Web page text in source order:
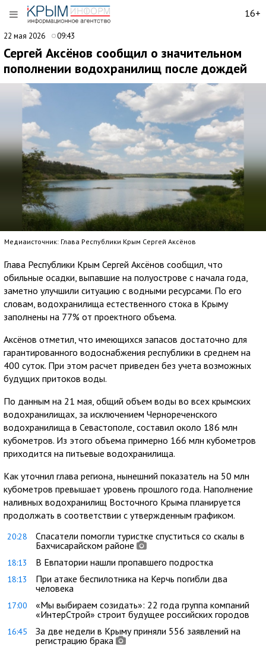
16+
22 мая 2026 09:43
Сергей Аксёнов сообщил о значительном
пополнении водохранилищ после дождей
Медиаисточник: Глава Республики Крым Сергей Аксёнов
Глава Республики Крым Сергей Аксёнов сообщил, что
обильные осадки, выпавшие на полуострове с начала года,
заметно улучшили ситуацию с водными ресурсами. По его
словам, водохранилища естественного стока в Крыму
заполнены на 77% от проектного объема.
Аксёнов отметил, что имеющихся запасов достаточно для
гарантированного водоснабжения республики в среднем на
400 суток. При этом расчет приведен без учета возможных
будущих притоков воды.
По данным на 21 мая, общий объем воды во всех крымских
водохранилищах, за исключением Чернореченского
водохранилища в Севастополе, составил около 186 млн
кубометров. Из этого объема примерно 166 млн кубометров
приходится на питьевые водохранилища.
Как уточнил глава региона, нынешний показатель на 50 млн
кубометров превышает уровень прошлого года. Наполнение
наливных водохранилищ Восточного Крыма планируется
продолжать в соответствии с утвержденным графиком.
20:28
Спасатели помогли туристке спуститься со скалы в
Бахчисарайском районе
18:13 В Евпатории нашли пропавшего подростка
18:13
При атаке беспилотника на Керчь погибли два
человека
17:00
«Мы выбираем созидать»: 22 года группа компаний
«ИнтерСтрой» строит будущее российских городов
16:45
За две недели в Крыму приняли 556 заявлений на
регистрацию брака